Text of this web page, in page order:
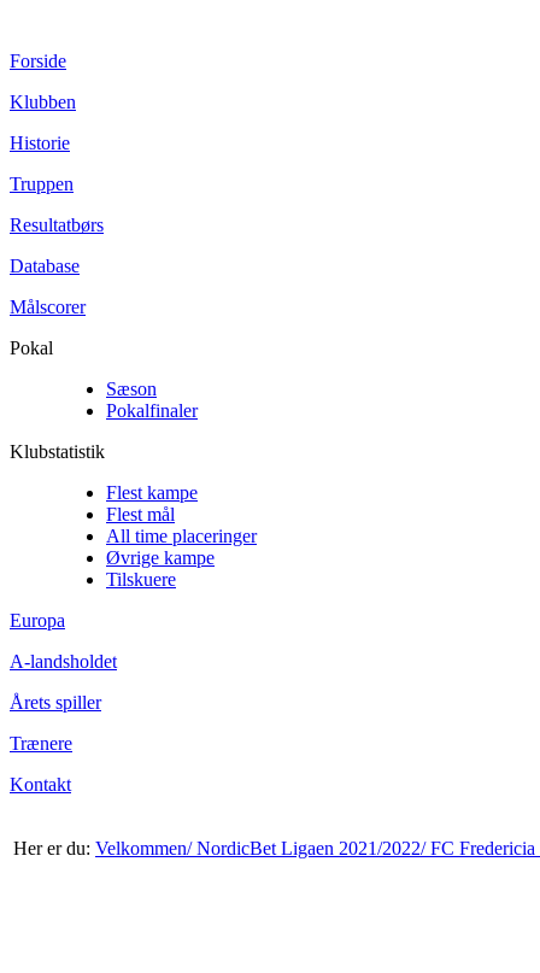
Forside
Klubben
Historie
Truppen
Resultatbørs
Database
Målscorer
Pokal
Sæson
Pokalfinaler
Klubstatistik
Flest kampe
Flest mål
All time placeringer
Øvrige kampe
Tilskuere
Europa
A-landsholdet
Årets spiller
Trænere
Kontakt
Her er du: Velkommen/NordicBet Ligaen 2021/2022/FC